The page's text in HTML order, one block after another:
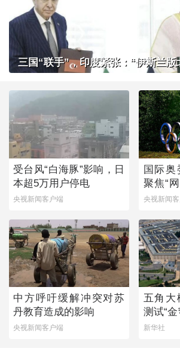
三国“联手”，印度紧张：“伊斯兰版
受台风“白海豚”影响，日
本超5万用户停电
央视新闻客户端
国际奥
聚焦“
育”
央视新闻
中方呼吁缓解冲突对苏
丹教育造成的影响
央视新闻客户端
五角大
测试“
新华社